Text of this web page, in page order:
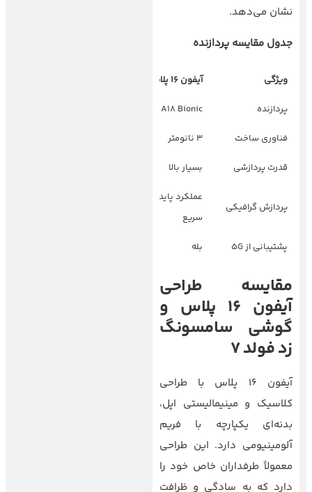
نشان می‌دهد.
جدول مقایسه پردازنده
ویژگی آیفون ۱۶ پلاس
پردازنده A18 Bionic
فناوری ساخت 3 نانومتر
قدرت پردازشی بسیار بالا
پردازش گرافیکی
عملکرد پایدار و
سریع
پشتیبانی از ۵G بله
مقایسه طراحی
آیفون 16 پلاس و
گوشی سامسونگ
زد فولد 7
آیفون 16 پلاس با طراحی
کلاسیک و مینیمالیستی اپل،
بدنه‌ای یکپارچه با فریم
آلومینیومی دارد. این طراحی
معمولاً طرفداران خاص خود را
دارد که به سادگی و ظرافت